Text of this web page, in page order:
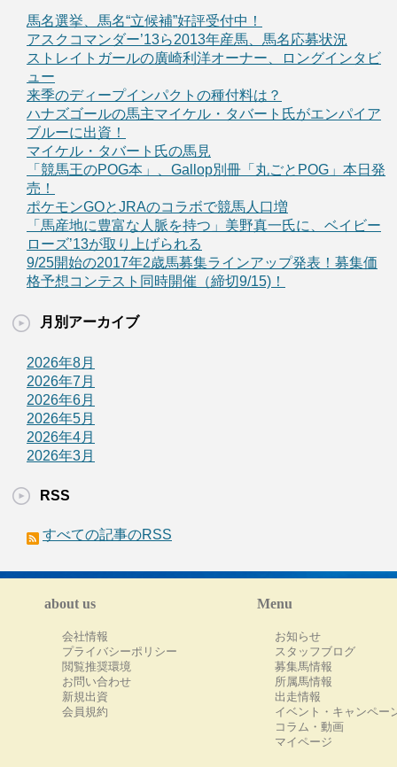
馬名選挙、馬名“立候補”好評受付中！
アスクコマンダー’13ら2013年産馬、馬名応募状況
ストレイトガールの廣崎利洋オーナー、ロングインタビ
ュー
来季のディープインパクトの種付料は？
ハナズゴールの馬主マイケル・タバート氏がエンパイア
ブルーに出資！
マイケル・タバート氏の馬見
「競馬王のPOG本」、Gallop別冊「丸ごとPOG」本日発
売！
ポケモンGOとJRAのコラボで競馬人口増
「馬産地に豊富な人脈を持つ」美野真一氏に、ベイビー
ローズ’13が取り上げられる
9/25開始の2017年2歳馬募集ラインアップ発表！募集価
格予想コンテスト同時開催（締切9/15)！
月別アーカイブ
2026年8月
2026年7月
2026年6月
2026年5月
2026年4月
2026年3月
RSS
すべての記事のRSS